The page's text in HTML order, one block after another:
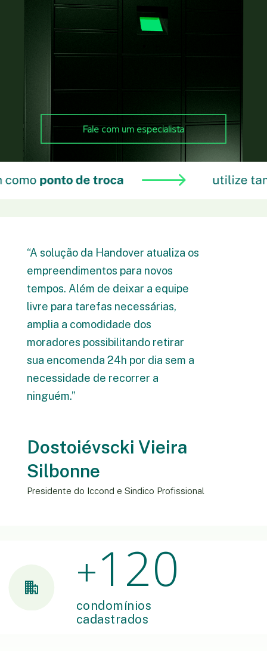
Fale com um especialista
“A solução da Handover atualiza os
empreendimentos para novos
tempos. Além de deixar a equipe
livre para tarefas necessárias,
amplia a comodidade dos
moradores possibilitando retirar
sua encomenda 24h por dia sem a
necessidade de recorrer a
ninguém.”
Dostoiévscki Vieira
Silbonne
Presidente do Iccond e Sindico Profissional
+120
condomínios
cadastrados